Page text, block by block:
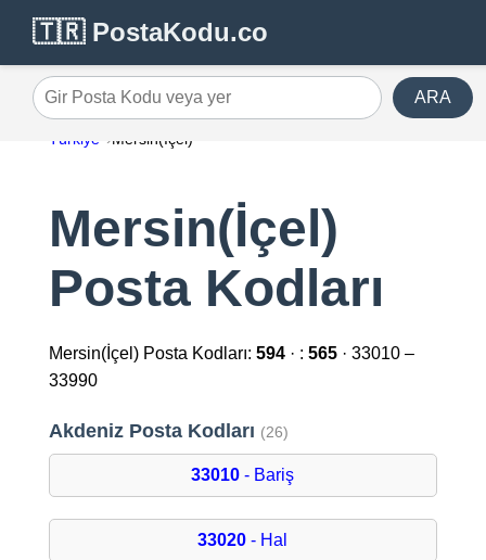
🇹🇷 PostaKodu.co
Gir Posta Kodu veya yer ARA
Türkiye Mersin(İçel)
Mersin(İçel)
Posta Kodları
Mersin(İçel) Posta Kodları: 594· : 565· 33010 –
33990
Akdeniz Posta Kodları (26)
33010 - Bariş
33020 - Hal